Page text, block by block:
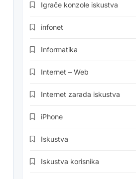
Igrače konzole iskustva
infonet
Informatika
Internet – Web
Internet zarada iskustva
iPhone
Iskustva
Iskustva korisnika